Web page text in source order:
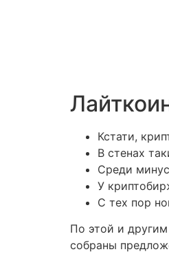
Кстати,
В стенах
Среди
У
С тех пор
По этой и
собраны